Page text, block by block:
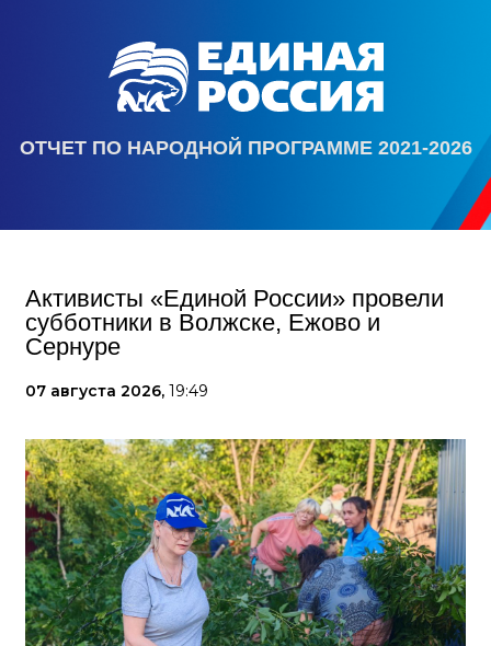
ОТЧЕТ ПО НАРОДНОЙ ПРОГРАММЕ 2021-2026
Активисты «Единой России» провели
субботники в Волжске, Ежово и
Сернуре
07 августа 2026, 19:49